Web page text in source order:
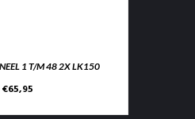
1 T/M 48 2X LK150
€65,95